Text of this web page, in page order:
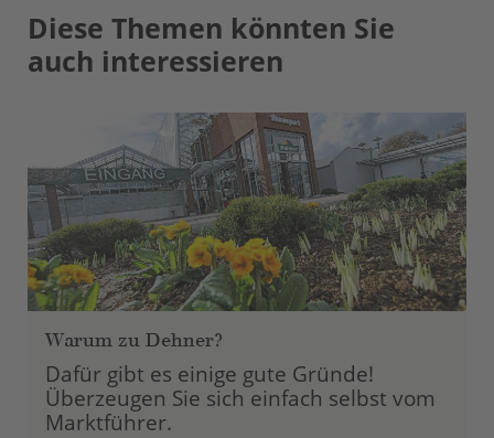
Akzeptieren
Diese Themen könnten Sie
auch interessieren
Warum zu Dehner?
Dafür gibt es einige gute Gründe!
Überzeugen Sie sich einfach selbst vom
Marktführer.